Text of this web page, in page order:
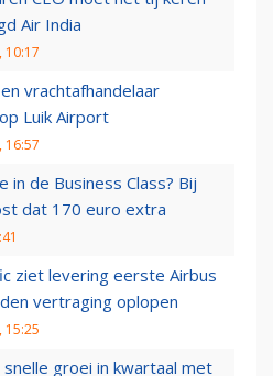
Air India
10:17
vrachtafhandelaar
Luik Airport
16:57
in de Business Class? Bij
dat 170 euro extra
ziet levering eerste Airbus
vertraging oplopen
15:25
groei in kwartaal met